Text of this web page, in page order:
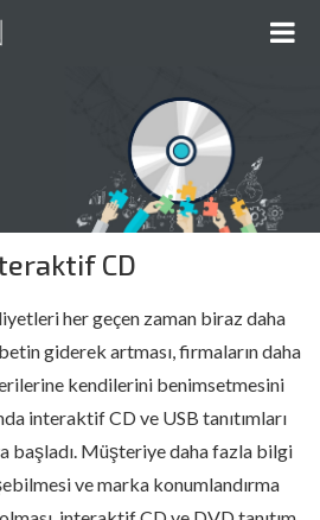
CD
her geçen zaman biraz daha
giderek artması, firmaların daha
kendilerini benimsetmesini
interaktif CD ve USB tanıtımları
başladı. Müşteriye daha fazla bilgi
ve marka konumlandırma